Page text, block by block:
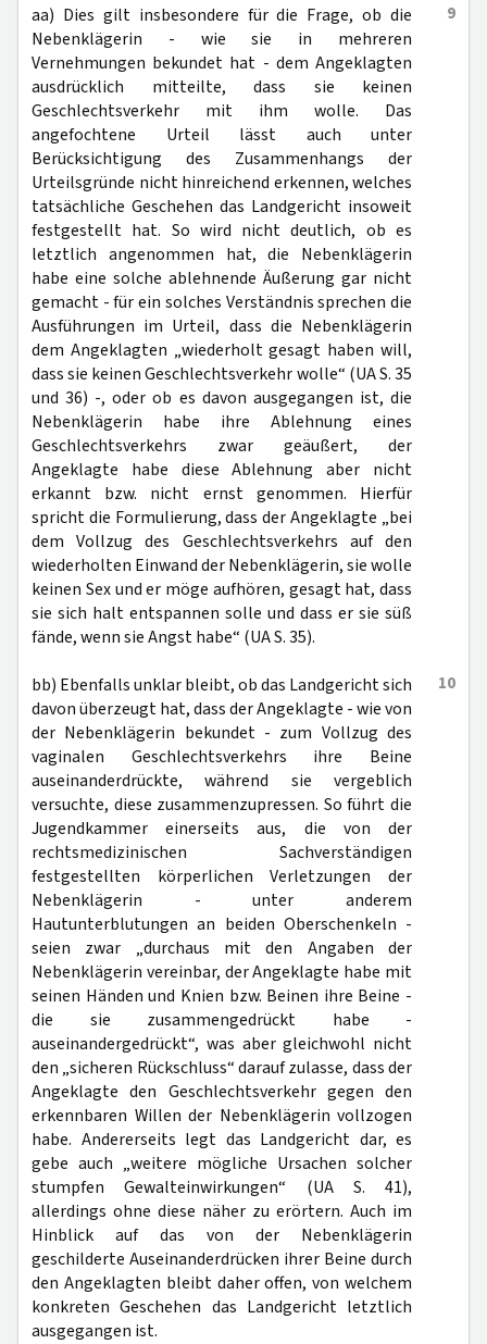
9
aa) Dies gilt insbesondere für die Frage, ob die
Nebenklägerin - wie sie in mehreren
Vernehmungen bekundet hat - dem Angeklagten
ausdrücklich mitteilte, dass sie keinen
Geschlechtsverkehr mit ihm wolle. Das
angefochtene Urteil lässt auch unter
Berücksichtigung des Zusammenhangs der
Urteilsgründe nicht hinreichend erkennen, welches
tatsächliche Geschehen das Landgericht insoweit
festgestellt hat. So wird nicht deutlich, ob es
letztlich angenommen hat, die Nebenklägerin
habe eine solche ablehnende Äußerung gar nicht
gemacht - für ein solches Verständnis sprechen die
Ausführungen im Urteil, dass die Nebenklägerin
dem Angeklagten „wiederholt gesagt haben will,
dass sie keinen Geschlechtsverkehr wolle“ (UA S. 35
und 36) -, oder ob es davon ausgegangen ist, die
Nebenklägerin habe ihre Ablehnung eines
Geschlechtsverkehrs zwar geäußert, der
Angeklagte habe diese Ablehnung aber nicht
erkannt bzw. nicht ernst genommen. Hierfür
spricht die Formulierung, dass der Angeklagte „bei
dem Vollzug des Geschlechtsverkehrs auf den
wiederholten Einwand der Nebenklägerin, sie wolle
keinen Sex und er möge aufhören, gesagt hat, dass
sie sich halt entspannen solle und dass er sie süß
fände, wenn sie Angst habe“ (UA S. 35).
10
bb) Ebenfalls unklar bleibt, ob das Landgericht sich
davon überzeugt hat, dass der Angeklagte - wie von
der Nebenklägerin bekundet - zum Vollzug des
vaginalen Geschlechtsverkehrs ihre Beine
auseinanderdrückte, während sie vergeblich
versuchte, diese zusammenzupressen. So führt die
Jugendkammer einerseits aus, die von der
rechtsmedizinischen Sachverständigen
festgestellten körperlichen Verletzungen der
Nebenklägerin - unter anderem
Hautunterblutungen an beiden Oberschenkeln -
seien zwar „durchaus mit den Angaben der
Nebenklägerin vereinbar, der Angeklagte habe mit
seinen Händen und Knien bzw. Beinen ihre Beine -
die sie zusammengedrückt habe -
auseinandergedrückt“, was aber gleichwohl nicht
den „sicheren Rückschluss“ darauf zulasse, dass der
Angeklagte den Geschlechtsverkehr gegen den
erkennbaren Willen der Nebenklägerin vollzogen
habe. Andererseits legt das Landgericht dar, es
gebe auch „weitere mögliche Ursachen solcher
stumpfen Gewalteinwirkungen“ (UA S. 41),
allerdings ohne diese näher zu erörtern. Auch im
Hinblick auf das von der Nebenklägerin
geschilderte Auseinanderdrücken ihrer Beine durch
den Angeklagten bleibt daher offen, von welchem
konkreten Geschehen das Landgericht letztlich
ausgegangen ist.